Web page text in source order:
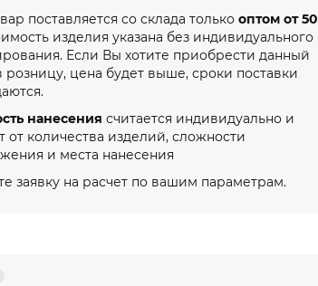
поставляется со склада толькооптом от 50
изделия указана без индивидуального
Если Вы хотите приобрести данный
розницу, цена будет выше, сроки поставки
нанесения считается индивидуально и
от количества изделий, сложности
и места нанесения
заявку на расчет по вашим параметрам.